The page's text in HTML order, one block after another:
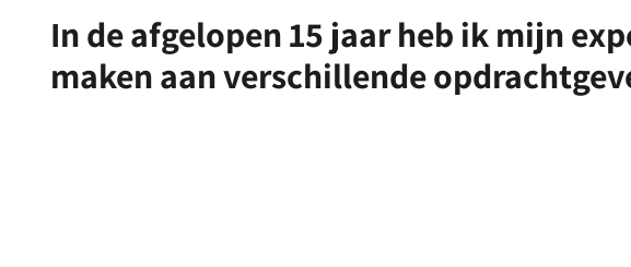
In de afgelopen 15 jaar heb ik mijn
maken aan verschillende